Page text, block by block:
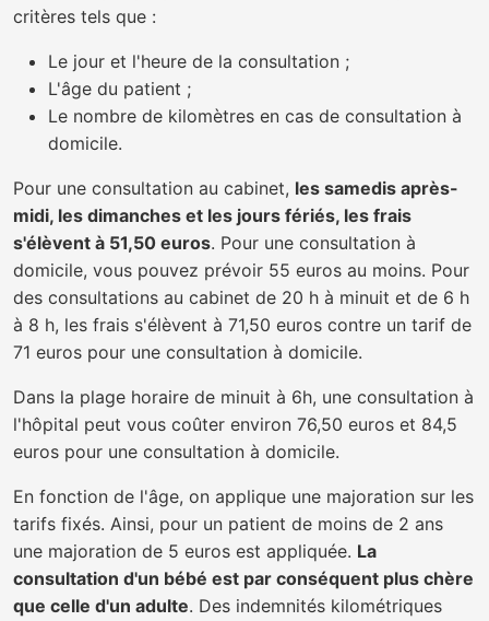
critères tels que :
Le jour et l'heure de la consultation ;
L'âge du patient ;
Le nombre de kilomètres en cas de consultation à
domicile.
Pour une consultation au cabinet, les samedis après-
midi, les dimanches et les jours fériés, les frais
s'élèvent à 51,50 euros. Pour une consultation à
domicile, vous pouvez prévoir 55 euros au moins. Pour
des consultations au cabinet de 20 h à minuit et de 6 h
à 8 h, les frais s'élèvent à 71,50 euros contre un tarif de
71 euros pour une consultation à domicile.
Dans la plage horaire de minuit à 6h, une consultation à
l'hôpital peut vous coûter environ 76,50 euros et 84,5
euros pour une consultation à domicile.
En fonction de l'âge, on applique une majoration sur les
tarifs fixés. Ainsi, pour un patient de moins de 2 ans
une majoration de 5 euros est appliquée. La
consultation d'un bébé est par conséquent plus chère
que celle d'un adulte. Des indemnités kilométriques